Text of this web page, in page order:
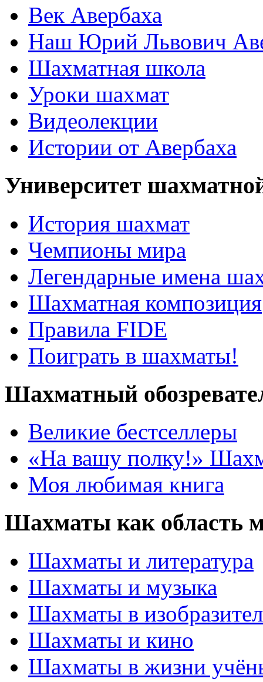
Век Авербаха
Наш Юрий Львович
Шахматная школа
Уроки шахмат
Видеолекции
Истории от Авербаха
Университет
История шахмат
Чемпионы мира
Легендарные имена
Шахматная композиция
Правила FIDE
Поиграть в шахматы!
Шахматный
Великие бестселлеры
«На вашу полку!»
Моя любимая книга
Шахматы как область
Шахматы и литература
Шахматы и музыка
Шахматы в
Шахматы и кино
Шахматы в жизни